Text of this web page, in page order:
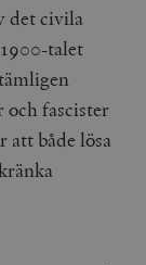
det civila
talet
och fascister
att både lösa